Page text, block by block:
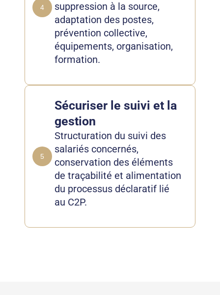
4
suppression à la source,
adaptation des postes,
prévention collective,
équipements, organisation,
formation.
5
Sécuriser le suivi et la
gestion
Structuration du suivi des
salariés concernés,
conservation des éléments
de traçabilité et alimentation
du processus déclaratif lié
au C2P.